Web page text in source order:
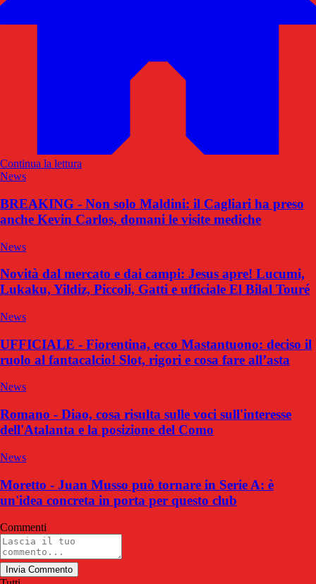
Continua la lettura
News
BREAKING - Non solo Maldini: il Cagliari ha preso
anche Kevin Carlos, domani le visite mediche
News
Novità dal mercato e dai campi: Jesus apre! Lucumi,
Lukaku, Yildiz, Piccoli, Gatti e ufficiale El Bilal Touré
News
UFFICIALE - Fiorentina, ecco Mastantuono: deciso il
ruolo al fantacalcio! Slot, rigori e cosa fare all’asta
News
Romano - Diao, cosa risulta sulle voci sull'interesse
dell'Atalanta e la posizione del Como
News
Moretto - Juan Musso può tornare in Serie A: è
un'idea concreta in porta per questo club
Commenti
Invia Commento